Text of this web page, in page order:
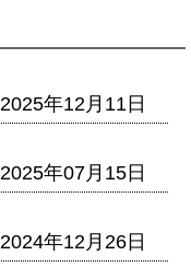
2025年12月11日
2025年07月15日
2024年12月26日